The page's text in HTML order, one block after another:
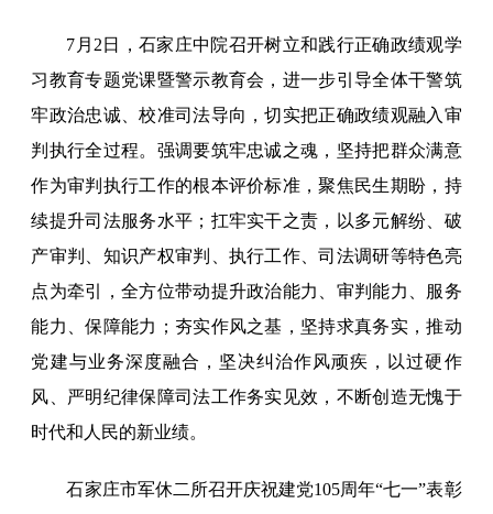
7月2日，石家庄中院召开树立和践行正确政绩观学
习教育专题党课暨警示教育会，进一步引导全体干警筑
牢政治忠诚、校准司法导向，切实把正确政绩观融入审
判执行全过程。强调要筑牢忠诚之魂，坚持把群众满意
作为审判执行工作的根本评价标准，聚焦民生期盼，持
续提升司法服务水平；扛牢实干之责，以多元解纷、破
产审判、知识产权审判、执行工作、司法调研等特色亮
点为牵引，全方位带动提升政治能力、审判能力、服务
能力、保障能力；夯实作风之基，坚持求真务实，推动
党建与业务深度融合，坚决纠治作风顽疾，以过硬作
风、严明纪律保障司法工作务实见效，不断创造无愧于
时代和人民的新业绩。
石家庄市军休二所召开庆祝建党105周年“七一”表彰